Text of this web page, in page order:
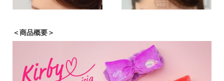
＜商品概要＞